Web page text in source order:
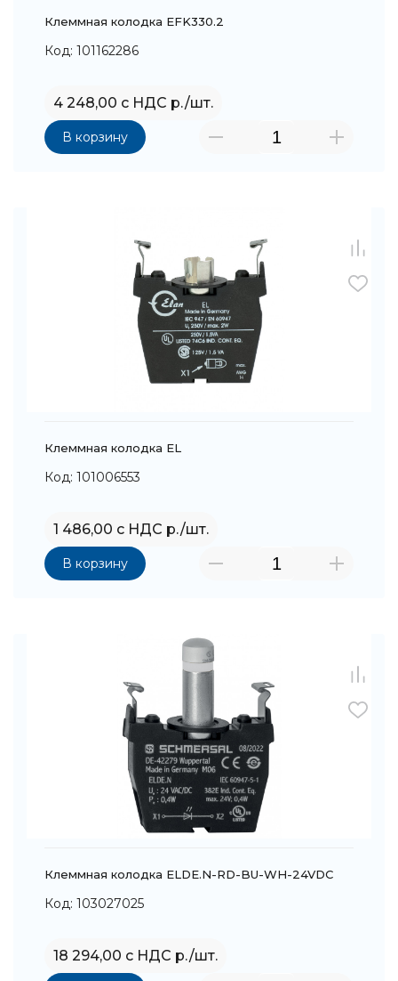
Клеммная колодка EFK330.2
Код: 101162286
4 248,00 с НДС р./шт.
В корзину
Клеммная колодка EL
Код: 101006553
1 486,00 с НДС р./шт.
В корзину
Клеммная колодка ELDE.N-RD-BU-WH-24VDC
Код: 103027025
18 294,00 с НДС р./шт.